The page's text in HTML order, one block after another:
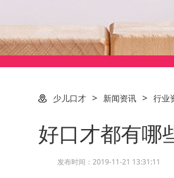
少儿口才 > 新闻资讯 > 行业
好口才都有哪
发布时间：2019-11-21 13:31:11